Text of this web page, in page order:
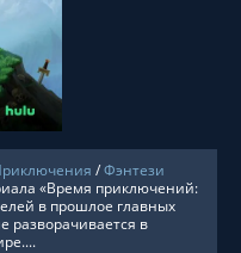
/Фэнтези
«Время приключений:
в прошлое главных
разворачивается в